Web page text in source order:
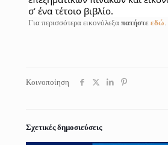
σ’ ένα τέτοιο βιβλίο.
Για περισσότερα εικονόλεξαπατήστε εδώ.
Κοινοποίηση
Σχετικές δημοσιεύσεις